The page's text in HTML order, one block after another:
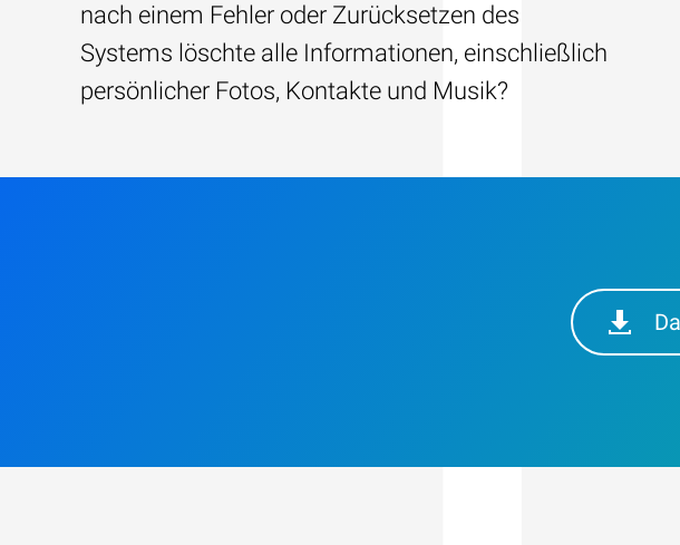
nach einem Fehler oder Zurücksetzen des
Systems löschte alle Informationen, einschließlich
persönlicher Fotos, Kontakte und Musik?